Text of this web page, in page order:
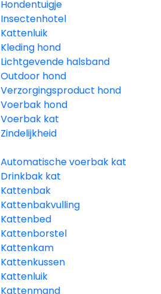
Hondentuigje
Insectenhotel
Kattenluik
Kleding hond
Lichtgevende halsband
Outdoor hond
Verzorgingsproduct hond
Voerbak hond
Voerbak kat
Zindelijkheid
Automatische voerbak kat
Drinkbak kat
Kattenbak
Kattenbakvulling
Kattenbed
Kattenborstel
Kattenkam
Kattenkussen
Kattenluik
Kattenmand